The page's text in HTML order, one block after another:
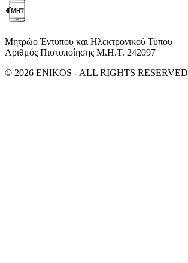
Μητρώο Έντυπου και Ηλεκτρονικού Τύπου
Αριθμός Πιστοποίησης Μ.Η.Τ. 242097
© 2026 ENIKOS - ALL RIGHTS RESERVED